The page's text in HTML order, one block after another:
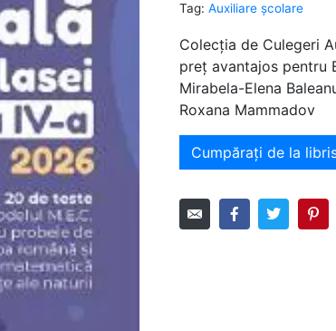
Tag: Auxiliare şcolare
Colecția de Culegeri
preț avantajos pentru
Mirabela-Elena
Roxana Mammadov
Cumpărați de la